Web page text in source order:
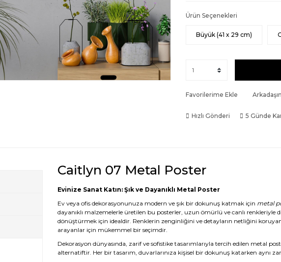
Ürün Seçenekleri
Büyük (41 x 29 cm)
Favorilerime Ekle
Hızlı Gönderi 5 Günde
Caitlyn 07 Metal Poster
Evinize Sanat Katın: Şık ve Dayanıklı Metal Poster
Ev veya ofis dekorasyonunuza modern ve şık bir dokunuş katmak için metal
dayanıklı malzemelerle üretilen bu posterler, uzun ömürlü ve canlı renkleriyle
dönüştürmek için idealdir. Renklerin zenginliğini ve detayların netliğini
arayanlar için mükemmel bir seçimdir.
Dekorasyon dünyasında, zarif ve sofistike tasarımlarıyla tercih edilen metal
alternatiftir. Her bir tasarım, duvarlarınıza kişisel bir dokunuş katarken aynı